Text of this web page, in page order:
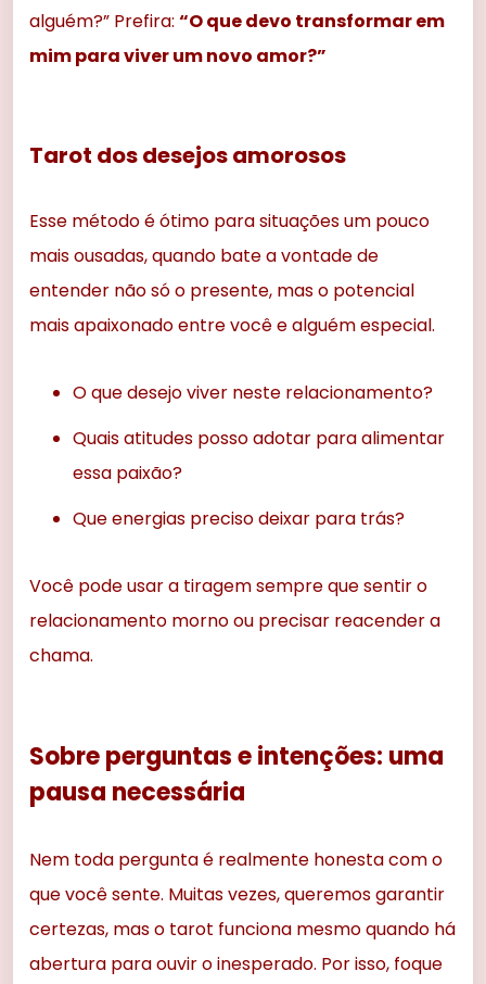
alguém?” Prefira: “O que devo transformar em
mim para viver um novo amor?”
Tarot dos desejos amorosos
Esse método é ótimo para situações um pouco
mais ousadas, quando bate a vontade de
entender não só o presente, mas o potencial
mais apaixonado entre você e alguém especial.
O que desejo viver neste relacionamento?
Quais atitudes posso adotar para alimentar
essa paixão?
Que energias preciso deixar para trás?
Você pode usar a tiragem sempre que sentir o
relacionamento morno ou precisar reacender a
chama.
Sobre perguntas e intenções: uma
pausa necessária
Nem toda pergunta é realmente honesta com o
que você sente. Muitas vezes, queremos garantir
certezas, mas o tarot funciona mesmo quando há
abertura para ouvir o inesperado. Por isso, foque